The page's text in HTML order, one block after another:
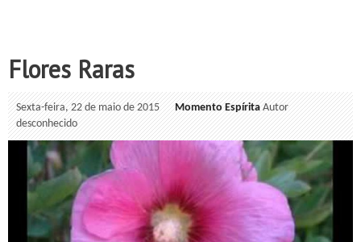
Flores Raras
Sexta-feira, 22 de maio de 2015 Momento Espírita Autor
desconhecido